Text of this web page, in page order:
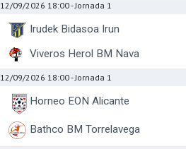
12/09/2026 18:00- Jornada 1
Irudek Bidasoa Irun
Viveros Herol BM Nava
12/09/2026 18:00- Jornada 1
Horneo EON Alicante
Bathco BM Torrelavega